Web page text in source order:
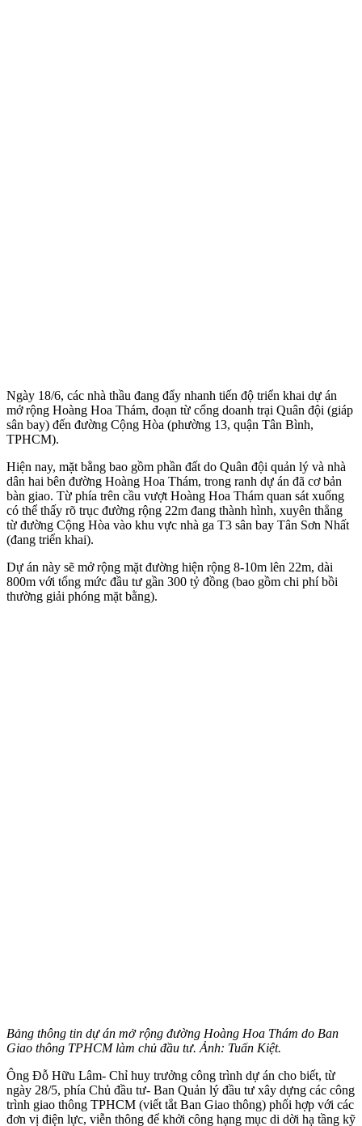
Ngày 18/6, các nhà thầu đang đẩy nhanh tiến độ triển khai dự án
mở rộng Hoàng Hoa Thám, đoạn từ cổng doanh trại Quân đội (giáp
sân bay) đến đường Cộng Hòa (phường 13, quận Tân Bình,
TPHCM).
Hiện nay, mặt bằng bao gồm phần đất do Quân đội quản lý và nhà
dân hai bên đường Hoàng Hoa Thám, trong ranh dự án đã cơ bản
bàn giao. Từ phía trên cầu vượt Hoàng Hoa Thám quan sát xuống
có thể thấy rõ trục đường rộng 22m đang thành hình, xuyên thẳng
từ đường Cộng Hòa vào khu vực nhà ga T3 sân bay Tân Sơn Nhất
(đang triển khai).
Dự án này sẽ mở rộng mặt đường hiện rộng 8-10m lên 22m, dài
800m với tổng mức đầu tư gần 300 tỷ đồng (bao gồm chi phí bồi
thường giải phóng mặt bằng).
Bảng thông tin dự án mở rộng đường Hoàng Hoa Thám do Ban
Giao thông TPHCM làm chủ đầu tư. Ảnh: Tuấn Kiệt.
Ông Đỗ Hữu Lâm- Chỉ huy trưởng công trình dự án cho biết, từ
ngày 28/5, phía Chủ đầu tư- Ban Quản lý đầu tư xây dựng các công
trình giao thông TPHCM (viết tắt Ban Giao thông) phối hợp với các
đơn vị điện lực, viễn thông để khởi công hạng mục di dời hạ tầng kỹ